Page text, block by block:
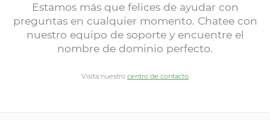
Estamos más que felices de ayudar con
preguntas en cualquier momento. Chatee con
nuestro equipo de soporte y encuentre el
nombre de dominio perfecto.
Visita nuestro centro de contacto